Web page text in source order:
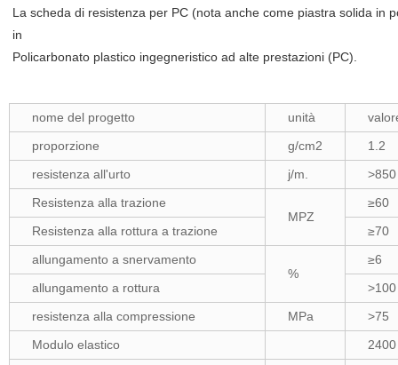
La scheda di resistenza per PC (nota anche come piastra solida in
in
Policarbonato plastico ingegneristico ad alte prestazioni (PC).
nome del progetto unità
proporzione
g/cm2
1.2
resistenza all'urto
j/m.
>850
Resistenza alla trazione
MPZ
≥60
Resistenza alla rottura a trazione
≥70
allungamento a snervamento
%
≥6
allungamento a rottura
>100
resistenza alla compressione
MPa
>75
Modulo elastico
2400